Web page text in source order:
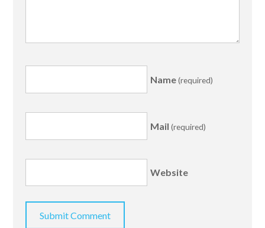
Name(required)
Mail (required)
Website